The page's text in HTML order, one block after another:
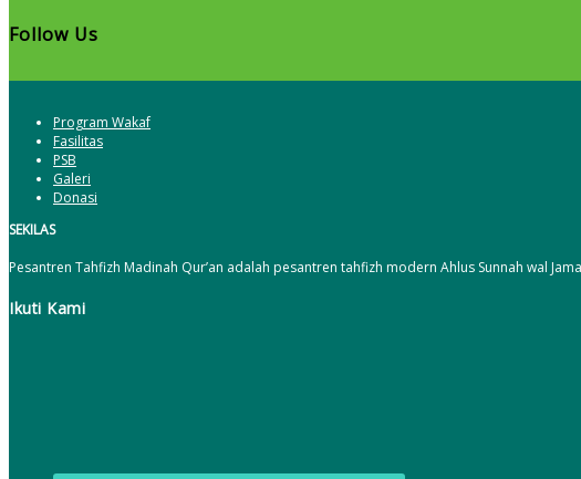
Follow Us
Program Wakaf
Fasilitas
PSB
Galeri
Donasi
SEKILAS
Pesantren Tahfizh Madinah Qur’an adalah pesantren tahfizh modern Ahlus Sunnah wal
Ikuti Kami